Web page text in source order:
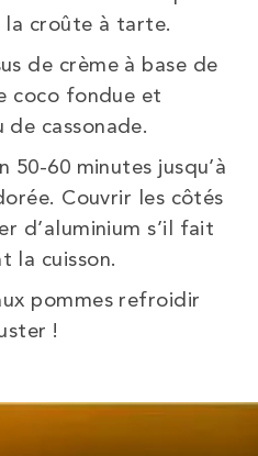
la croûte à tarte.
de crème à base de
coco fondue et
de cassonade.
50-60 minutes jusqu’à
Couvrir les côtés
d’aluminium s’il fait
la cuisson.
pommes refroidir
!